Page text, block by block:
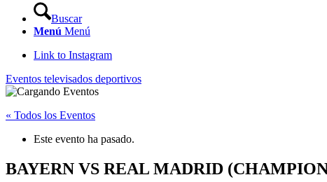
Buscar
Menú Menú
Link to Instagram
Eventos televisados deportivos
« Todos los Eventos
Este evento ha pasado.
BAYERN VS REAL MADRID